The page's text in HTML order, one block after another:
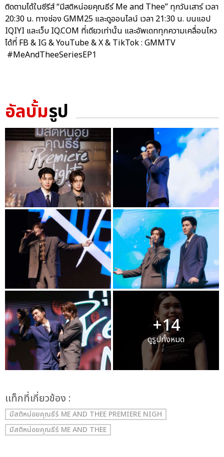
ติดตามได้ในซีรีส์ “มีสติหน่อยคุณธีร์ Me and Thee” ทุกวันเสาร์ เวลา
20:30 น. ทางช่อง GMM25 และดูออนไลน์ เวลา 21:30 น. บนแอป
IQIYI และเว็บ IQ.COM ที่เดียวเท่านั้น และอัพเดททุกความเคลื่อนไหว
ได้ที่ FB & IG & YouTube & X & TikTok : GMMTV
#MeAndTheeSeriesEP1
อัลบั้มรูป
+14
ดูรูปทั้งหมด
เเท็กที่เกี่ยวข้อง :
มีสติหน่อยคุณธีร์ ME AND THEE PREMIERE NIGH
มีสติหน่อยคุณธีร์ ME AND THEE